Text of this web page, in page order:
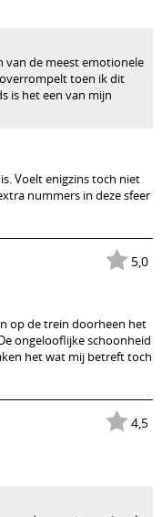
van de meest emotionele
toen ik dit
is het een van mijn
Voelt enigzins toch niet
nummers in deze sfeer
5,0
op de trein doorheen het
ongelooflijke schoonheid
het wat mij betreft toch
4,5